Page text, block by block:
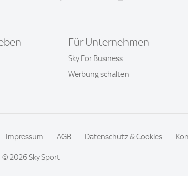
Für Unternehmen
Sky For Business
Werbung schalten
Impressum AGB Datenschutz & Cookies
© 2026 Sky Sport